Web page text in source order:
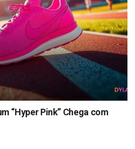
“Hyper Pink” Chega com